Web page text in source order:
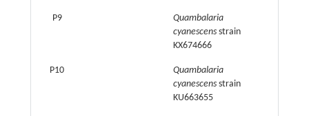
P9
Quambalaria
cyanescensstrain
KX674666
P10
Quambalaria
cyanescensstrain
KU663655